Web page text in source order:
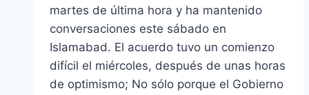
martes de última hora y ha mantenido
conversaciones este sábado en
Islamabad. El acuerdo tuvo un comienzo
difícil el miércoles, después de unas horas
de optimismo; No sólo porque el Gobierno